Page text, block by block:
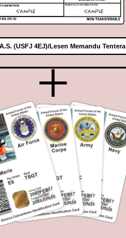
(USFJ 4EJ)/Lesen Memandu Tentera
+